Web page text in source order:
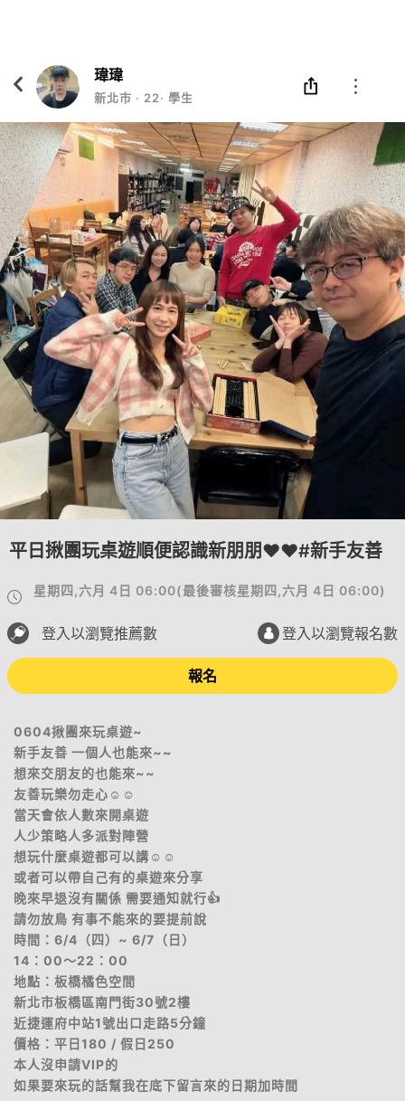
瑋瑋
新北市 ‧ 22‧ 學生
平日揪團玩桌遊順便認識新朋朋♥️♥️#新手友善
星期四,六月 4日 06:00(最後審核星期四,六月 4日 06:00)
登入以瀏覽推薦數 登入以瀏覽報名數
報名
0604揪團來玩桌遊~
新手友善 一個人也能來~~
想來交朋友的也能來~~
友善玩樂勿走心☺️☺️
當天會依人數來開桌遊
人少策略人多派對陣營
想玩什麼桌遊都可以講☺️☺️
或者可以帶自己有的桌遊來分享
晚來早退沒有關係 需要通知就行👍
請勿放鳥 有事不能來的要提前說
時間：6/4（四）~ 6/7（日）
14：00～22：00
地點：板橋橘色空間
新北市板橋區南門街30號2樓
近捷運府中站1號出口走路5分鐘
價格：平日180 / 假日250
本人沒申請VIP的
如果要來玩的話幫我在底下留言來的日期加時間